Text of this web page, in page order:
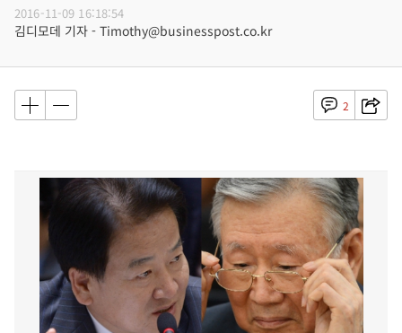
2016-11-09 16:18:54
김디모데 기자 - Timothy@businesspost.co.kr
2